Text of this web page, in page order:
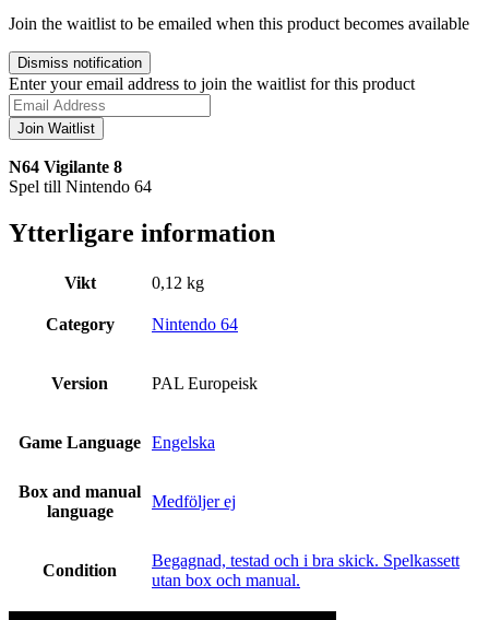
Join the waitlist to be emailed when this product becomes available
Dismiss notification
Enter your email address to join the waitlist for this product
Join Waitlist
N64 Vigilante 8
Spel till Nintendo 64
Ytterligare information
Vikt 0,12 kg
Category Nintendo 64
Version PAL Europeisk
Game Language Engelska
Box and manual
language
Medföljer ej
Condition
Begagnad, testad och i bra skick. Spelkassett
utan box och manual.